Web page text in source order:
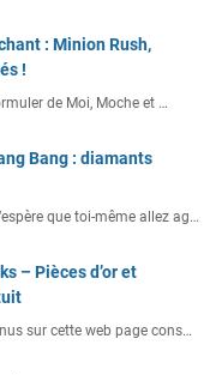
: Minion Rush,
!
de Moi, Moche et …
Bang : diamants
que toi-même allez ag…
– Pièces d’or et
sur cette web page cons…